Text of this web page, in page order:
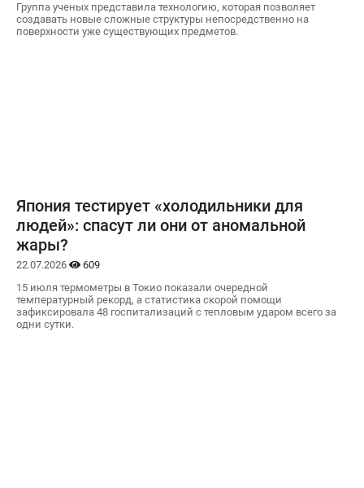
Группа ученых представила технологию, которая позволяет
создавать новые сложные структуры непосредственно на
поверхности уже существующих предметов.
Япония тестирует «холодильники для
людей»: спасут ли они от аномальной
жары?
22.07.2026
609
15 июля термометры в Токио показали очередной
температурный рекорд, а статистика скорой помощи
зафиксировала 48 госпитализаций с тепловым ударом всего за
одни сутки.